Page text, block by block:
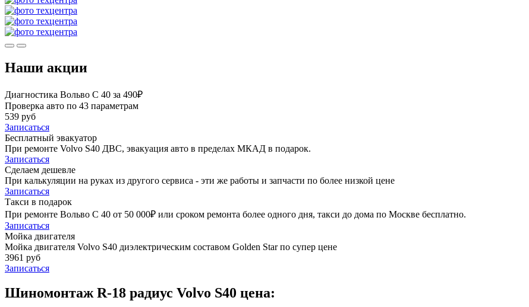
Наши акции
Диагностика Вольво С 40 за 490₽
Проверка авто по 43 параметрам
539 руб
Записаться
Бесплатный эвакуатор
При ремонте Volvo S40 ДВС, эвакуация авто в пределах МКАД в подарок.
Записаться
Сделаем дешевле
При калькуляции на руках из другого сервиса - эти же работы и запчасти по более низкой цене
Записаться
Такси в подарок
При ремонте Вольво С 40 от 50 000₽ или сроком ремонта более одного дня, такси до дома по Москве бесплатно.
Записаться
Мойка двигателя
Мойка двигателя Volvo S40 диэлектрическим составом Golden Star по супер цене
3961 руб
Записаться
Шиномонтаж R-18 радиус Volvo S40 цена: